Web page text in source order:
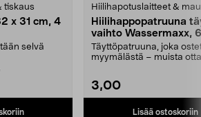
tiskaus
x 31 cm, 4
selvä
Hiilihapotuslaitteet &
Hiilihappopatruuna
vaihto Wassermaxx,
Täyttöpatruuna, joka
myymälästä – muista
3,00
Lisää ostoskoriin